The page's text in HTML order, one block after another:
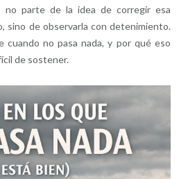
no parte de la idea de corregir esa
sino de observarla con detenimiento.
cuando no pasa nada, y por qué eso
de sostener.